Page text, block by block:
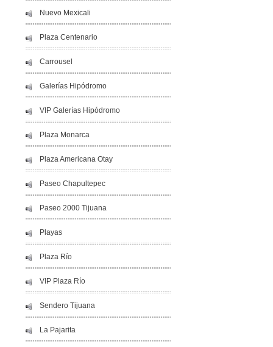
Nuevo Mexicali
Plaza Centenario
Carrousel
Galerías Hipódromo
VIP Galerías Hipódromo
Plaza Monarca
Plaza Americana Otay
Paseo Chapultepec
Paseo 2000 Tijuana
Playas
Plaza Río
VIP Plaza Río
Sendero Tijuana
La Pajarita